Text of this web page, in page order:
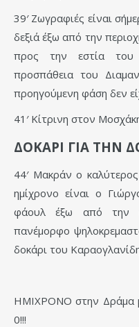
39′ Ζωγραφιές είναι
δεξιά έξω από την
προς την εστία του
προσπάθεια του
προηγούμενη φάση δεν
41′ Κίτρινη στον
ΔΟΚΑΡΙ ΓΙΑ ΤΗΝ
44′ Μακράν ο
ημίχρονο είναι ο
φάουλ έξω από την
πανέμορφο
δοκάρι του
ΗΜΙΧΡΟΝΟ στην Δράμα
0!!!